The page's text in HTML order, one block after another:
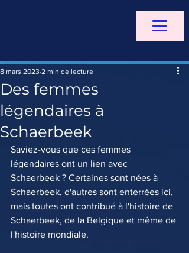
Des femmes
légendaires à
Schaerbeek
8 mars 2023 2 min de lecture
Saviez-vous que ces femmes
légendaires ont un lien avec
Schaerbeek ? Certaines sont nées à
Schaerbeek, d'autres sont enterrées ici,
mais toutes ont contribué à l'histoire de
Schaerbeek, de la Belgique et même de
l'histoire mondiale.